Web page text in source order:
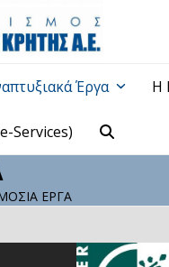
Έργα Η
Services)
ΕΡΓΑ